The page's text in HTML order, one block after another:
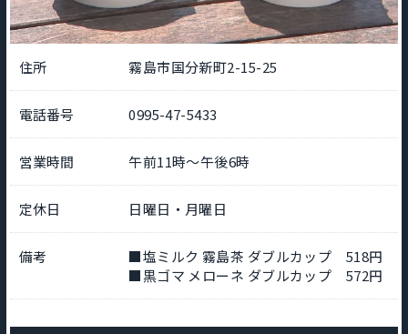
住所 霧島市国分新町2-15-25
電話番号 0995-47-5433
営業時間 午前11時～午後6時
定休日 日曜日・月曜日
備考
■塩ミルク 霧島茶 ダブルカップ 518円
■黒ゴマ メローネ ダブルカップ 572円